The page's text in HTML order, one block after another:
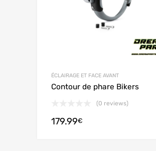
ÉCLAIRAGE ET FACE AVANT
Contour de phare Bikers
(0 reviews)
179.99€